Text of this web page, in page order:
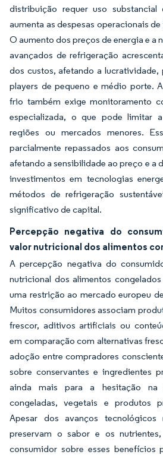
distribuição requer uso
aumenta as despesas operacionais
O aumento dos preços de energia e a
avançados de refrigeração
dos custos, afetando a lucratividade,
players de pequeno e médio porte.
frio também exige monitoramento
especializada, o que pode limitar
regiões ou mercados menores.
parcialmente repassados aos
afetando a sensibilidade ao preço e a
investimentos em tecnologias
métodos de refrigeração
significativo de capital.
Percepção negativa do
valor nutricional dos alimentos
A percepção negativa do
nutricional dos alimentos
uma restrição ao mercado europeu
Muitos consumidores associam
frescor, aditivos artificiais ou
em comparação com alternativas
adoção entre compradores
sobre conservantes e ingredientes
ainda mais para a hesitação na
congeladas, vegetais e produtos
Apesar dos avanços tecnológicos
preservam o sabor e os
consumidor sobre esses benefícios